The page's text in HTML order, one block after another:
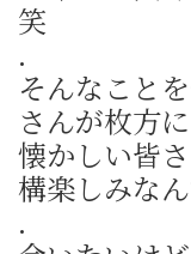
笑
.
そんなこと
さんが枚方
懐かしい皆
構楽しみな
.